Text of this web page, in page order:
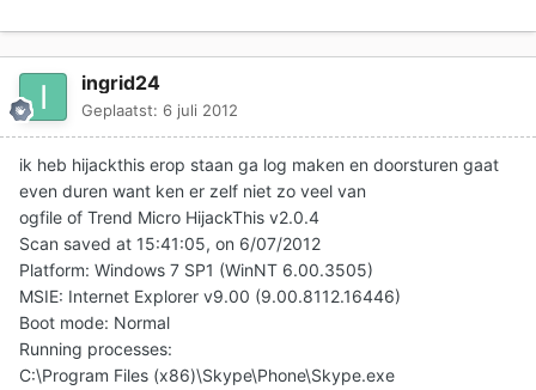
ingrid24
Geplaatst: 6 juli 2012
ik heb hijackthis erop staan ga log maken en doorsturen gaat
even duren want ken er zelf niet zo veel van
ogfile of Trend Micro HijackThis v2.0.4
Scan saved at 15:41:05, on 6/07/2012
Platform: Windows 7 SP1 (WinNT 6.00.3505)
MSIE: Internet Explorer v9.00 (9.00.8112.16446)
Boot mode: Normal
Running processes:
C:\Program Files (x86)\Skype\Phone\Skype.exe